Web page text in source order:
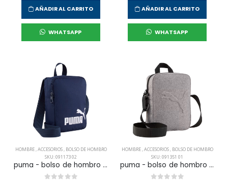
AÑADIR AL CARRITO
WHATSAPP
AÑADIR AL CARRITO
WHATSAPP
HOMBRE,ACCESORIOS, BOLSO DE HOMBRO
SKU: 091173 02
puma - bolso de hombro puma phase para hombre
HOMBRE,ACCESORIOS, BOLSO DE HOMBRO
SKU: 091351 01
puma - bolso de hombro puma buzz para hombre